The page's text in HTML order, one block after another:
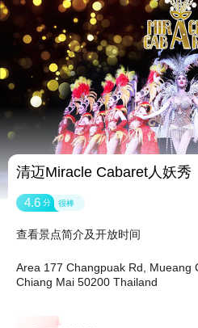
清迈Miracle Cabaret人妖秀
4.6 分 很棒
查看景点简介及开放时间
Area 177 Changpuak Rd, Mueang
Chiang Mai 50200 Thailand
